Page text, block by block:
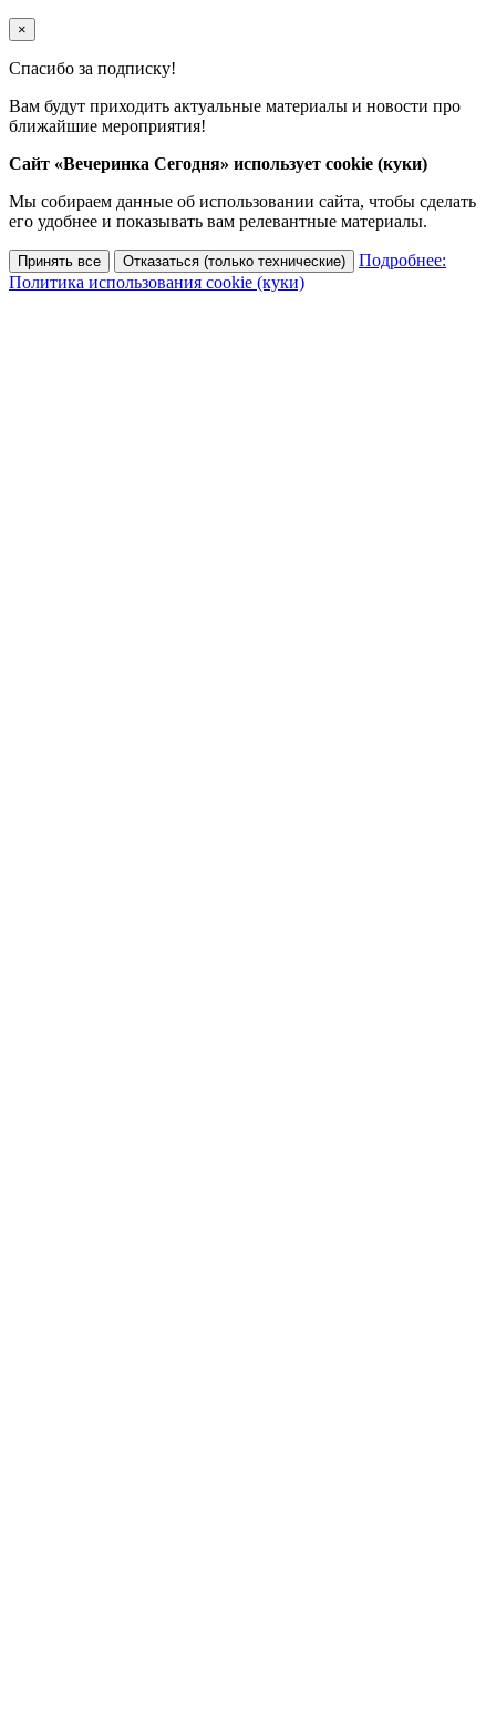
×
Спасибо за подписку!
Вам будут приходить актуальные материалы и новости про
ближайшие мероприятия!
Сайт «Вечеринка Сегодня» использует cookie (куки)
Мы собираем данные об использовании сайта, чтобы сделать
его удобнее и показывать вам релевантные материалы.
Принять все Отказаться (только технические)
Подробнее:
Политика использования cookie (куки)